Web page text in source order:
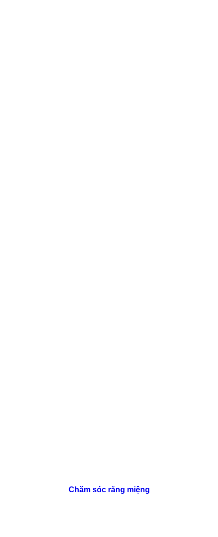
Chăm sóc răng miệng